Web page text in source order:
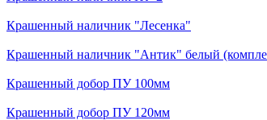
Крашенный наличник "Лесенка"
Крашенный наличник "Антик" белый
Крашенный добор ПУ 100мм
Крашенный добор ПУ 120мм